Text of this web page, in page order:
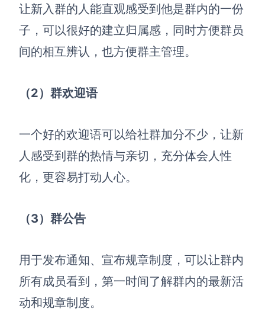
让新入群的人能直观感受到他是群内的一份
子，可以很好的建立归属感，同时方便群员
间的相互辨认，也方便群主管理。
（2）群欢迎语
一个好的欢迎语可以给社群加分不少，让新
人感受到群的热情与亲切，充分体会人性
化，更容易打动人心。
（3） 群公告
用于发布通知、宣布规章制度，可以让群内
所有成员看到，第一时间了解群内的最新活
动和规章制度。